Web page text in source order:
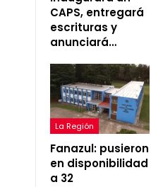
CAPS, entregará
escrituras y
anunciará…
La Región
Fanazul: pusieron
en disponibilidad
a 32